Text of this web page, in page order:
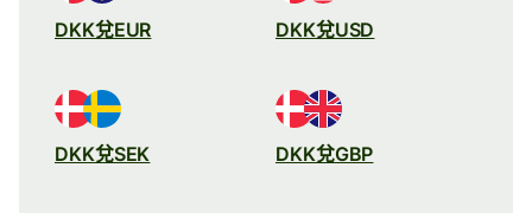
DKK兌EUR DKK兌USD
DKK兌SEK DKK兌GBP